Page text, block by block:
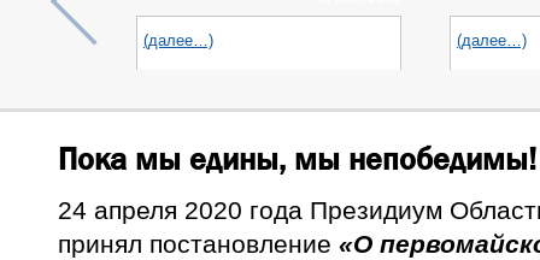
(далее…) (далее…)
Пока мы едины, мы непобедимы!
24 апреля 2020 года Президиум
принял постановление «О